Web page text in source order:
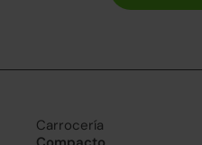
Carrocería